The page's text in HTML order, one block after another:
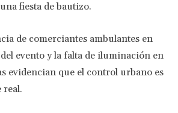
fiesta de bautizo.
de comerciantes ambulantes en
evento y la falta de iluminación en
evidencian que el control urbano es
real.